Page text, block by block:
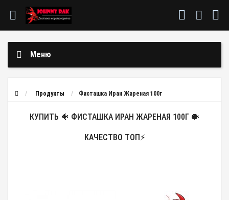
Меню
Продукты Фисташка Иран Жареная 100г
КУПИТЬ 🐠 ФИСТАШКА ИРАН ЖАРЕНАЯ 100Г 🐡
КАЧЕСТВО ТОП⚡